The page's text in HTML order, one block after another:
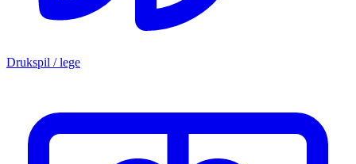
Drukspil / lege